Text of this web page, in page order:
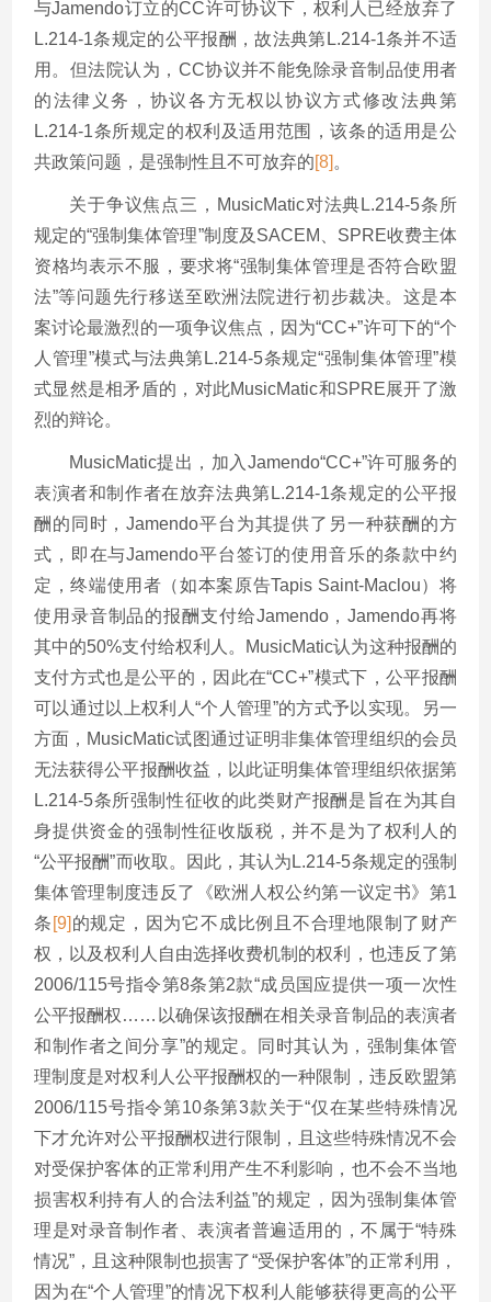
与Jamendo订立的CC许可协议下，权利人已经放弃了
L.214-1条规定的公平报酬，故法典第L.214-1条并不适
用。但法院认为，CC协议并不能免除录音制品使用者
的法律义务，协议各方无权以协议方式修改法典第
L.214-1条所规定的权利及适用范围，该条的适用是公
共政策问题，是强制性且不可放弃的[8] 。
关于争议焦点三，MusicMatic对法典L.214-5条所
规定的“强制集体管理”制度及SACEM、SPRE收费主体
资格均表示不服，要求将“强制集体管理是否符合欧盟
法”等问题先行移送至欧洲法院进行初步裁决。这是本
案讨论最激烈的一项争议焦点，因为“CC+”许可下的“个
人管理”模式与法典第L.214-5条规定“强制集体管理”模
式显然是相矛盾的，对此MusicMatic和SPRE展开了激
烈的辩论。
MusicMatic提出，加入Jamendo“CC+”许可服务的
表演者和制作者在放弃法典第L.214-1条规定的公平报
酬的同时，Jamendo平台为其提供了另一种获酬的方
式，即在与Jamendo平台签订的使用音乐的条款中约
定，终端使用者（如本案原告Tapis Saint-Maclou）将
使用录音制品的报酬支付给Jamendo，Jamendo再将
其中的50%支付给权利人。MusicMatic认为这种报酬的
支付方式也是公平的，因此在“CC+”模式下，公平报酬
可以通过以上权利人“个人管理”的方式予以实现。另一
方面，MusicMatic试图通过证明非集体管理组织的会员
无法获得公平报酬收益，以此证明集体管理组织依据第
L.214-5条所强制性征收的此类财产报酬是旨在为其自
身提供资金的强制性征收版税，并不是为了权利人的
“公平报酬”而收取。因此，其认为L.214-5条规定的强制
集体管理制度违反了《欧洲人权公约第一议定书》第1
条 [9] 的规定，因为它不成比例且不合理地限制了财产
权，以及权利人自由选择收费机制的权利，也违反了第
2006/115号指令第8条第2款“成员国应提供一项一次性
公平报酬权……以确保该报酬在相关录音制品的表演者
和制作者之间分享”的规定。同时其认为，强制集体管
理制度是对权利人公平报酬权的一种限制，违反欧盟第
2006/115号指令第10条第3款关于“仅在某些特殊情况
下才允许对公平报酬权进行限制，且这些特殊情况不会
对受保护客体的正常利用产生不利影响，也不会不当地
损害权利持有人的合法利益”的规定，因为强制集体管
理是对录音制作者、表演者普遍适用的，不属于“特殊
情况”，且这种限制也损害了“受保护客体”的正常利用，
因为在“个人管理”的情况下权利人能够获得更高的公平